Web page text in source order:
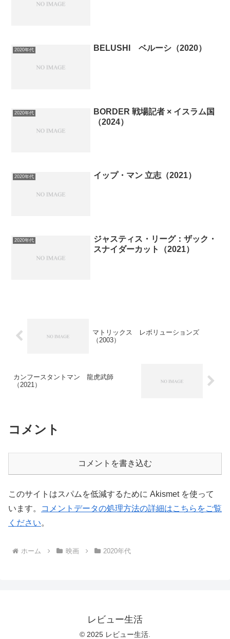
2020年代 BELUSHI ベルーシ（2020）
2020年代
BORDER 戦場記者 × イスラム国
（2024）
2020年代 イップ・マン 立志（2021）
2020年代
ジャスティス・リーグ：ザック・
スナイダーカット（2021）
マトリックス レボリューションズ
（2003）
カンフースタントマン 龍虎武師
（2021）
コメント
コメントを書き込む
このサイトはスパムを低減するために Akismet を使って
います。
コメントデータの処理方法の詳細はこちらをご覧
ください。
ホーム 映画 2020年代
レビュー生活
© 2025 レビュー生活.